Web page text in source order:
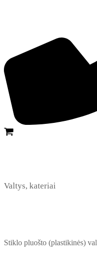
Valtys, kateriai
Stiklo pluošto (plastikinės)